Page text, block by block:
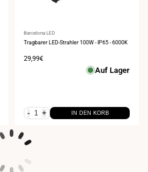
Anbieter:
Barcelona LED
Tragbarer LED-Strahler 100W - IP65 - 6000K
Verkaufspreis
29,99€
Auf Lager
- + IN DEN KORB